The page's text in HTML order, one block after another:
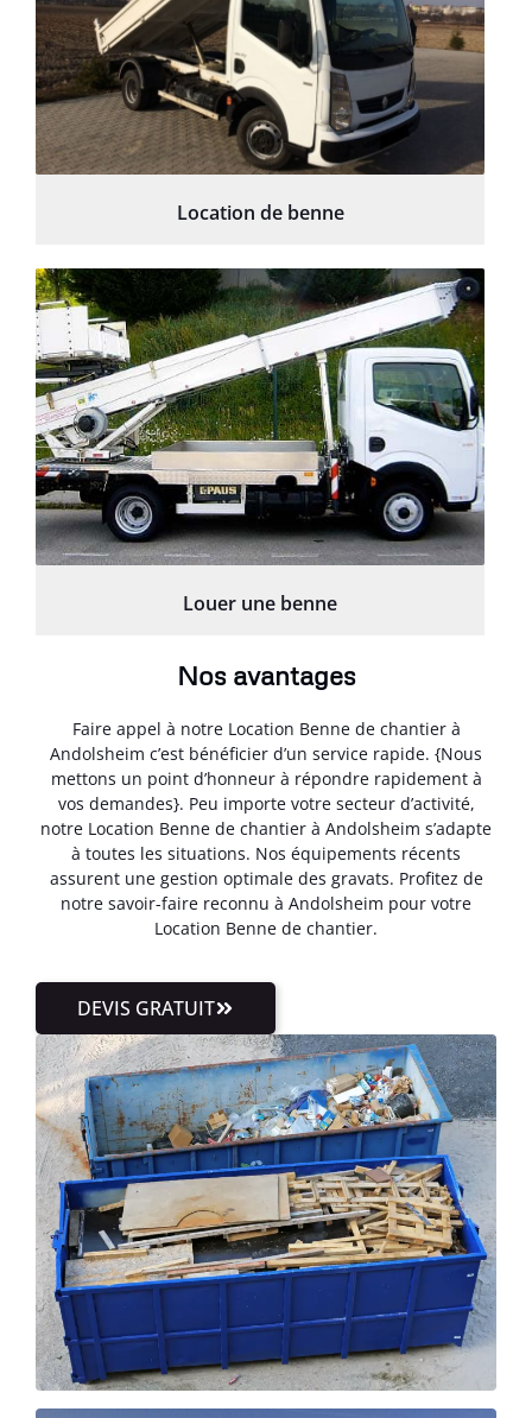
Location de benne
Louer une benne
Nos avantages
Faire appel à notre Location Benne de chantier à
Andolsheim c’est bénéficier d’un service rapide. {Nous
mettons un point d’honneur à répondre rapidement à
vos demandes}. Peu importe votre secteur d’activité,
notre Location Benne de chantier à Andolsheim s’adapte
à toutes les situations. Nos équipements récents
assurent une gestion optimale des gravats. Profitez de
notre savoir-faire reconnu à Andolsheim pour votre
Location Benne de chantier.
DEVIS GRATUIT